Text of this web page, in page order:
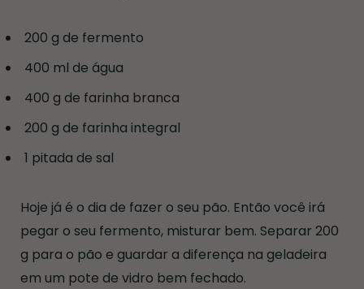
200 g de fermento
400 ml de água
400 g de farinha branca
200 g de farinha integral
1 pitada de sal
Hoje já é o dia de fazer o seu pão. Então você irá
pegar o seu fermento, misturar bem. Separar 200
g para o pão e guardar a diferença na geladeira
em um pote de vidro bem fechado.